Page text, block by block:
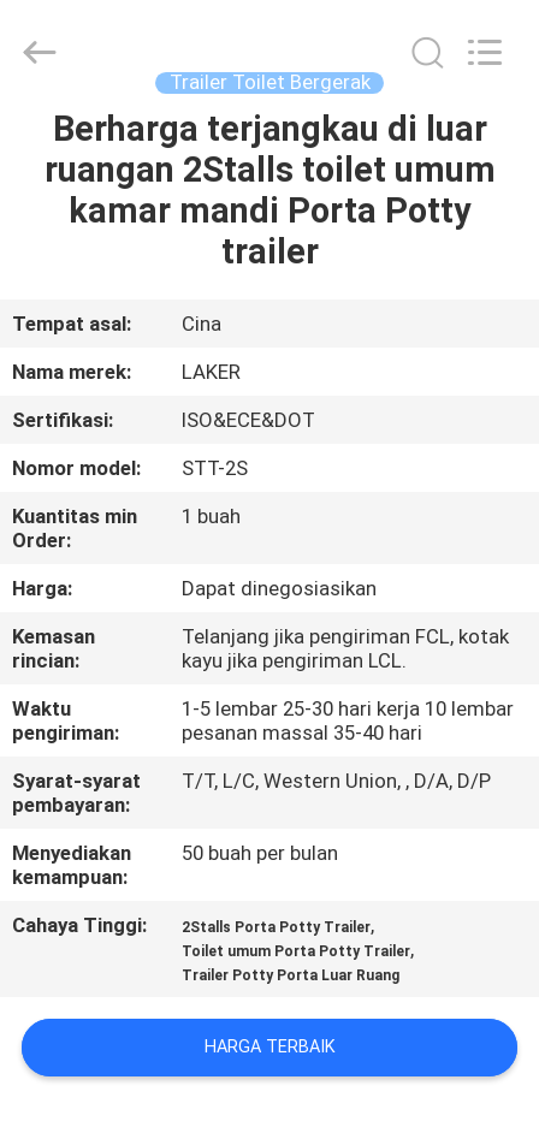
RUMAH
PRODUK
KITA
PABRIK
KONTROL
KUALITAS
HUBUNGI
KAMI
BERITA
SITEMAP
PRIVASI
AUTOPARTS
CO.,LIMITED.
Trailer Toilet Bergerak
Berharga terjangkau di luar
ruangan 2Stalls toilet umum
kamar mandi Porta Potty
trailer
Tempat asal:
Cina
Nama merek:
LAKER
Sertifikasi:
ISO&ECE&DOT
Nomor model:
STT-2S
Kuantitas min
Order:
1 buah
Harga:
Dapat dinegosiasikan
Kemasan
rincian:
Telanjang jika pengiriman FCL, kotak
kayu jika pengiriman LCL.
Waktu
pengiriman:
1-5 lembar 25-30 hari kerja 10 lembar
pesanan massal 35-40 hari
Syarat-syarat
pembayaran:
T/T, L/C, Western Union, , D/A, D/P
Menyediakan
kemampuan:
50 buah per bulan
Cahaya Tinggi: 2Stalls Porta Potty Trailer,
Toilet umum Porta Potty Trailer,
Trailer Potty Porta Luar Ruang
HARGA TERBAIK